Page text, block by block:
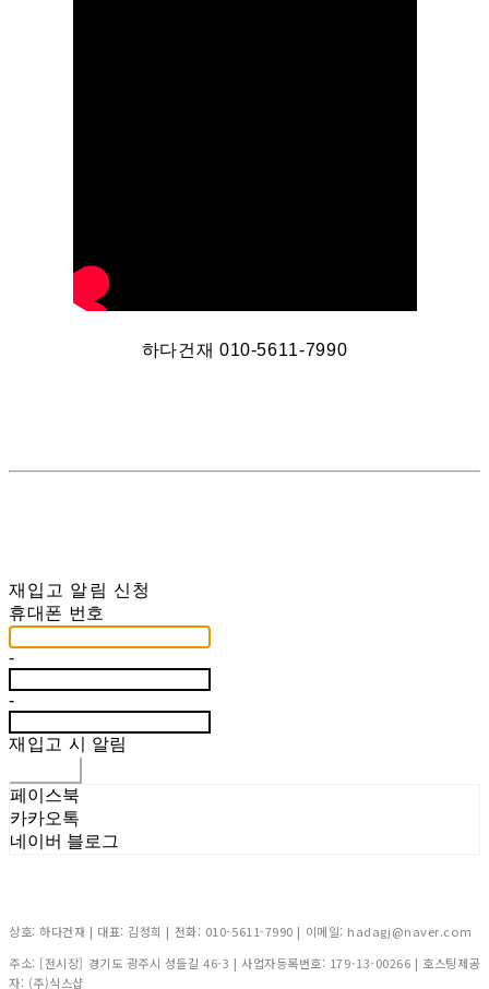
하다건재 010-5611-7990
재입고 알림 신청
휴대폰 번호
-
-
재입고 시 알림
페이스북
카카오톡
네이버 블로그
상호: 하다건재 | 대표: 김정희 | 전화: 010-5611-7990 | 이메일: hadagj@naver.com
주소: [전시장] 경기도 광주시 성들길 46-3 | 사업자등록번호: 179-13-00266 | 호스팅제공
자: (주)식스샵